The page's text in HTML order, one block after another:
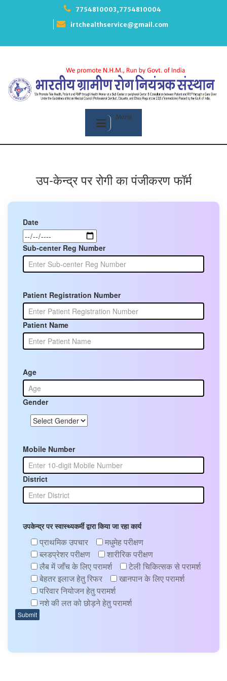
7754810003,7754810004
irtchealthservice@gmail.com
Menu
उप-केन्द्र पर रोगी का पंजीकरण फॉर्म
Date
Sub-center Reg Number
Patient Registration Number
Patient Name
Age
Gender
Mobile Number
District
उपकेन्द्र पर स्वास्थ्यकर्मी द्वारा किया जा रहा कार्य
प्राथमिक उपचार
मधुमेह परीक्षण
ब्लडप्रेशर परीक्षण
शारीरिक परीक्षण
लैब में जाँच के लिए परामर्श
टेली चिकित्सक से परामर्श
बेहतर इलाज हेतु रिफर
खानपान के लिए परामर्श
परिवार नियोजन हेतु परामर्श
नशे की लत को छोड़ने हेतु परामर्श